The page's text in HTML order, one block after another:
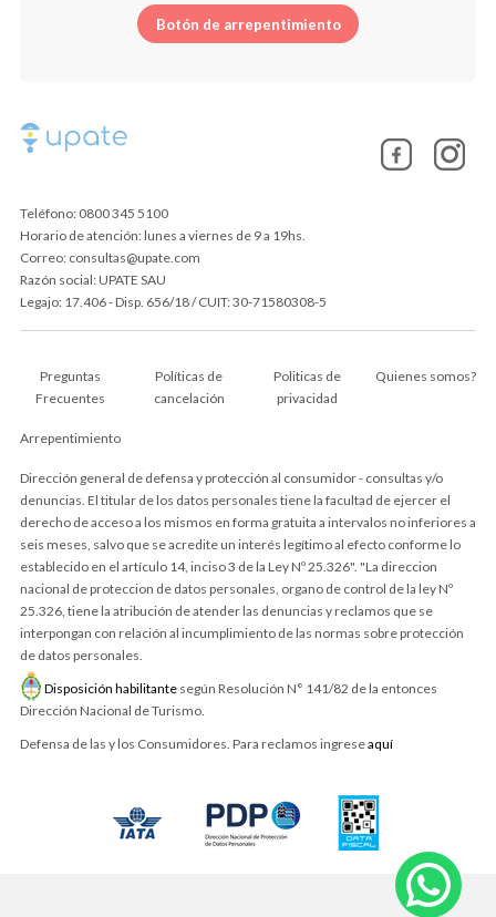
Botón de arrepentimiento
Teléfono: 0800 345 5100
Horario de atención: lunes a viernes de 9 a 19hs.
Correo: consultas@upate.com
Razón social: UPATE SAU
Legajo: 17.406 - Disp. 656/18 / CUIT: 30-71580308-5
Preguntas
Frecuentes
Políticas de
cancelación
Politicas de
privacidad
Quienes somos?
Arrepentimiento
Dirección general de defensa y protección al consumidor - consultas y/o
denuncias. El titular de los datos personales tiene la facultad de ejercer el
derecho de acceso a los mismos en forma gratuita a intervalos no inferiores a
seis meses, salvo que se acredite un interés legítimo al efecto conforme lo
establecido en el artículo 14, inciso 3 de la Ley Nº 25.326". "La direccion
nacional de proteccion de datos personales, organo de control de la ley Nº
25.326, tiene la atribución de atender las denuncias y reclamos que se
interpongan con relación al incumplimiento de las normas sobre protección
de datos personales.
Disposición habilitante según Resolución N° 141/82 de la entonces
Dirección Nacional de Turismo.
Defensa de las y los Consumidores. Para reclamos ingreseaquí